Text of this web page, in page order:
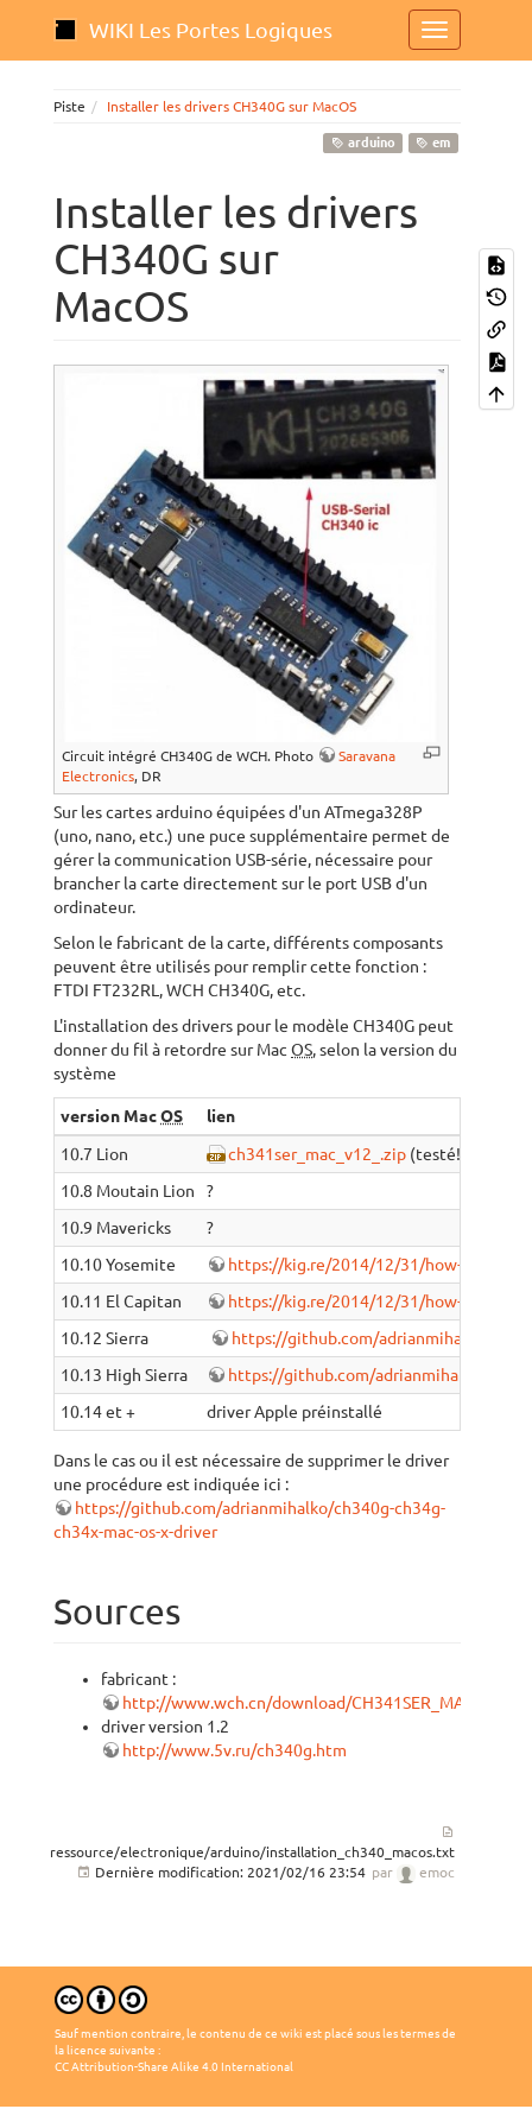
WIKI Les Portes Logiques
Piste Installer les drivers CH340G sur MacOS
arduino em
Installer les drivers
CH340G sur
MacOS
Circuit intégré CH340G de WCH. Photo
Saravana
Electronics, DR
Sur les cartes arduino équipées d'un ATmega328P
(uno, nano, etc.) une puce supplémentaire permet de
gérer la communication USB-série, nécessaire pour
brancher la carte directement sur le port USB d'un
ordinateur.
Selon le fabricant de la carte, différents composants
peuvent être utilisés pour remplir cette fonction :
FTDI FT232RL, WCH CH340G, etc.
L'installation des drivers pour le modèle CH340G peut
donner du fil à retordre sur Mac OS, selon la version du
système
version MacOS
lien
10.7 Lion
ch341ser_mac_v12_.zip (testé!)
10.8 Moutain Lion
?
10.9 Mavericks
?
10.10 Yosemite
https://kig.re/2014/12/31/how-to-use-
10.11 El Capitan
https://kig.re/2014/12/31/how-to-use-
10.12 Sierra
https://github.com/adrianmihalko/
10.13 High Sierra
https://github.com/adrianmihalko/
10.14 et +
driver Apple préinstallé
Dans le cas ou il est nécessaire de supprimer le driver
une procédure est indiquée ici :
https://github.com/adrianmihalko/ch340g-ch34g-
ch34x-mac-os-x-driver
Sources
fabricant :
http://www.wch.cn/download/
driver version 1.2
http://www.5v.ru/ch340g.htm
ressource/electronique/arduino/installation_ch340_macos.txt
Dernière modification: 2021/02/16 23:54 par emoc
Sauf mention contraire, le contenu de ce wiki est placé sous les termes de
la licence suivante :
CC Attribution-Share Alike 4.0 International